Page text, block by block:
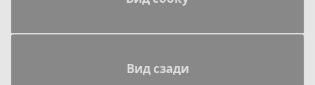
Вид сзади